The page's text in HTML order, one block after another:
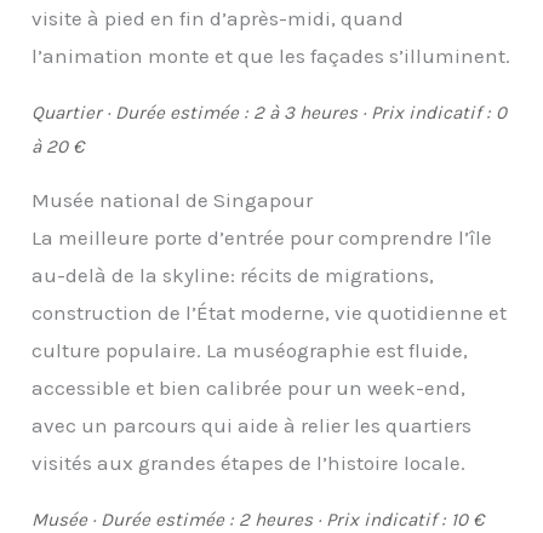
visite à pied en fin d’après-midi, quand
l’animation monte et que les façades s’illuminent.
Quartier · Durée estimée : 2 à 3 heures · Prix indicatif : 0
à 20 €
Musée national de Singapour
La meilleure porte d’entrée pour comprendre l’île
au-delà de la skyline: récits de migrations,
construction de l’État moderne, vie quotidienne et
culture populaire. La muséographie est fluide,
accessible et bien calibrée pour un week-end,
avec un parcours qui aide à relier les quartiers
visités aux grandes étapes de l’histoire locale.
Musée · Durée estimée : 2 heures · Prix indicatif : 10 €